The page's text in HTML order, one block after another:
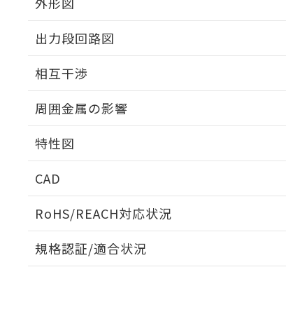
出力段回路図
相互干渉
周囲金属の影響
特性図
CAD
RoHS/REACH対応状況
EU RoHS 注意事項・凡例
規格認証/適合状況